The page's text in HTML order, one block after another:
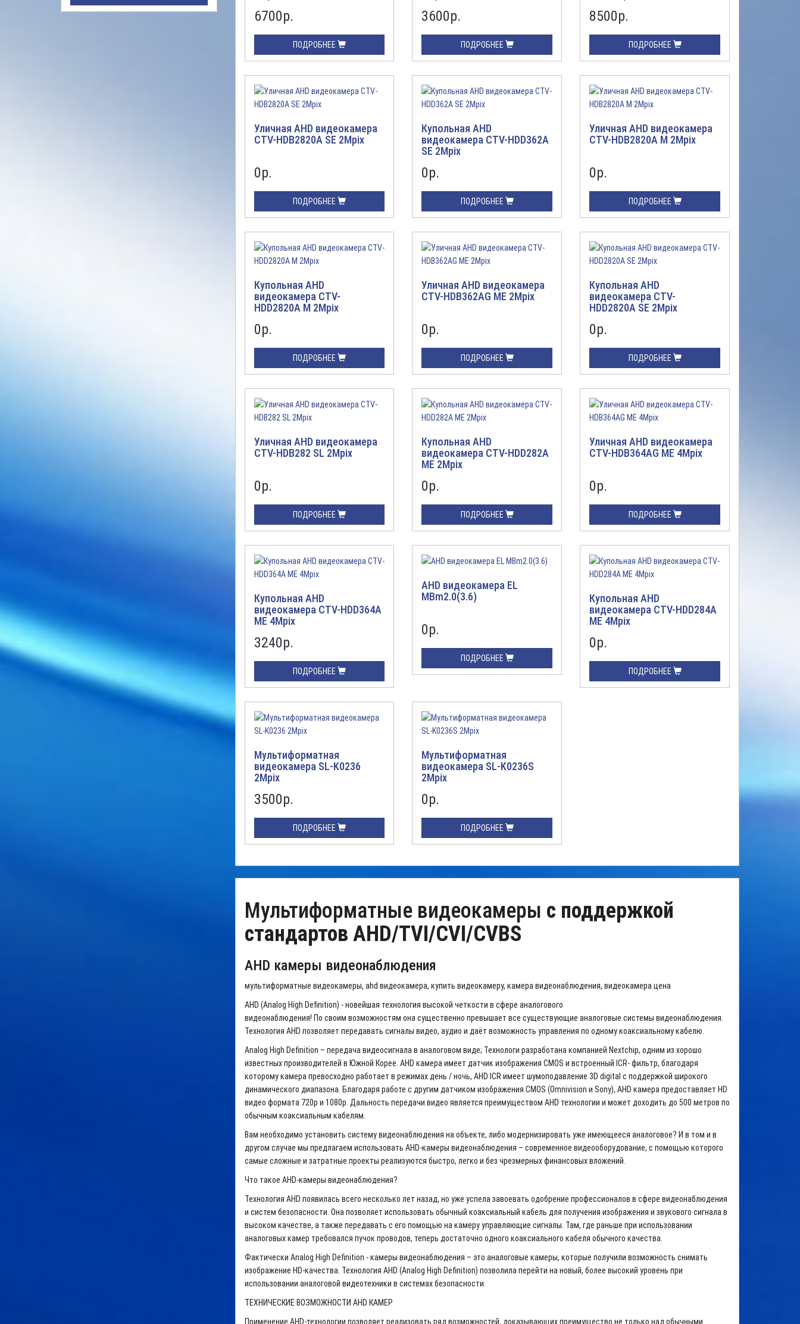
6700р.
ПОДРОБНЕЕ
3600р.
ПОДРОБНЕЕ
8500р.
ПОДРОБНЕЕ
Уличная AHD видеокамера
CTV-HDB2820A SE 2Mpix
0р.
ПОДРОБНЕЕ
Купольная AHD
видеокамера CTV-HDD362A
SE 2Mpix
0р.
ПОДРОБНЕЕ
Уличная AHD видеокамера
CTV-HDB2820A M 2Mpix
0р.
ПОДРОБНЕЕ
Купольная AHD
видеокамера CTV-
HDD2820A M 2Mpix
0р.
ПОДРОБНЕЕ
Уличная AHD видеокамера
CTV-HDB362AG ME 2Mpix
0р.
ПОДРОБНЕЕ
Купольная AHD
видеокамера CTV-
HDD2820A SE 2Mpix
0р.
ПОДРОБНЕЕ
Уличная AHD видеокамера
CTV-HDB282 SL 2Mpix
0р.
ПОДРОБНЕЕ
Купольная AHD
видеокамера CTV-HDD282A
ME 2Mpix
0р.
ПОДРОБНЕЕ
Уличная AHD видеокамера
CTV-HDB364AG ME 4Mpix
0р.
ПОДРОБНЕЕ
Купольная AHD
видеокамера CTV-HDD364A
ME 4Mpix
3240р.
ПОДРОБНЕЕ
AHD видеокамера EL
MBm2.0(3.6)
0р.
ПОДРОБНЕЕ
Купольная AHD
видеокамера CTV-HDD284A
ME 4Mpix
0р.
ПОДРОБНЕЕ
Мультиформатная
видеокамера SL-K0236
2Mpix
3500р.
ПОДРОБНЕЕ
Мультиформатная
видеокамера SL-K0236S
2Mpix
0р.
ПОДРОБНЕЕ
Мультиформатные видеокамеры с поддержкой
стандартов AHD/TVI/CVI/CVBS
AHD камеры видеонаблюдения
мультиформатные видеокамеры, ahd видеокамера, купить видеокамеру, камера видеонаблюдения, видеокамера цена
AHD (Analog High Definition) - новейшая технология высокой четкости в сфере аналогового
видеонаблюдения! По своим возможностям она существенно превышает все существующие аналоговые системы видеонаблюдения.
Технология AHD позволяет передавать сигналы видео, аудио и даёт возможность управления по одному коаксиальному кабелю.
Analog High Definition – передача видеосигнала в аналоговом виде; Технологи разработана компанией Nextchip, одним из хорошо
известных производителей в Южной Корее. AHD камера имеет датчик изображения CMOS и встроенный ICR- фильтр, благодаря
которому камера превосходно работает в режимах день / ночь, AHD ICR имеет шумоподавление 3D digital с поддержкой широкого
динамического диапазона. Благодаря работе с другим датчиком изображения CMOS (Omnivision и Sony), AHD камера предоставляет HD
видео формата 720p и 1080p. Дальность передачи видео является преимуществом AHD технологии и может доходить до 500 метров по
обычным коаксиальным кабелям.
Вам необходимо установить систему видеонаблюдения на объекте, либо модернизировать уже имеющееся аналоговое? И в том и в
другом случае мы предлагаем использовать AHD-камеры видеонаблюдения – современное видеооборудование, с помощью которого
самые сложные и затратные проекты реализуются быстро, легко и без чрезмерных финансовых вложений.
Что такое AHD-камеры видеонаблюдения?
Технология AHD появилась всего несколько лет назад, но уже успела завоевать одобрение профессионалов в сфере видеонаблюдения
и систем безопасности. Она позволяет использовать обычный коаксиальный кабель для получения изображения и звукового сигнала в
высоком качестве, а также передавать с его помощью на камеру управляющие сигналы. Там, где раньше при использовании
аналоговых камер требовался пучок проводов, теперь достаточно одного коаксиального кабеля обычного качества.
Фактически Analog High Definition - камеры видеонаблюдения – это аналоговые камеры, которые получили возможность снимать
изображение HD-качества. Технология AHD (Analog High Definition) позволила перейти на новый, более высокий уровень при
использовании аналоговой видеотехники в системах безопасности.
ТЕХНИЧЕСКИЕ ВОЗМОЖНОСТИ AHD КАМЕР
Применение AHD-технологии позволяет реализовать ряд возможностей, доказывающих преимущество не только над обычными